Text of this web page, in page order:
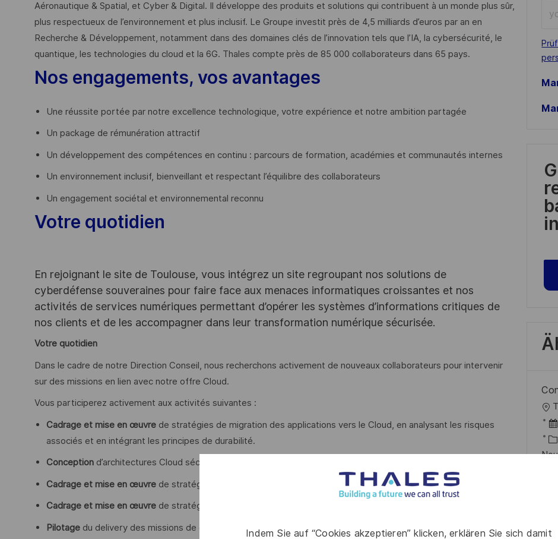
Indem Sie auf “Cookies akzeptieren” klicken, erklären Sie sich damit
Aéronautique & Spatial, et Cyber & Digital. Il développe des produits et solutions qui contribuent à un monde plus sûr,
plus respectueux de l’environnement et plus inclusif. Le Groupe investit près de 4,5 milliards d’euros par an en
Recherche & Développement, notamment dans des domaines clés de l’innovation tels que l’IA, la cybersécurité, le
quantique, les technologies du cloud et la 6G. Thales compte près de 85 000 collaborateurs dans 65 pays. ​
Nos engagements, vos avantages
Une réussite portée par notre excellence technologique, votre expérience et notre ambition partagée
Un package de rémunération attractif
Un développement des compétences en continu : parcours de formation, académies et communautés internes
Un environnement inclusif, bienveillant et respectant l’équilibre des collaborateurs
Un engagement sociétal et environnemental reconnu
Votre quotidien
En rejoignant le site de Toulouse, vous intégrez un site regroupant nos solutions de
cyberdéfense souveraines pour faire face aux menaces informatiques croissantes et nos
activités de services numériques permettant d’opérer les systèmes d’informations critiques de
nos clients et de les accompagner dans leur transformation numérique sécurisée.
Votre quotidien
Dans le cadre de notre Direction Conseil, nous recherchons activement de nouveaux collaborateurs pour intervenir
sur des missions en lien avec notre offre Cloud.
Vous participerez activement aux activités suivantes :
Cadrage et mise en œuvre de stratégies de migration des applications vers le Cloud, en analysant les risques
associés et en intégrant les principes de durabilité.
Conception d’architectures Cloud sécurisées, appuyées par des solutions de gestion des identités et de sécurité.
Cadrage et mise en œuvre de stratégies
Cadrage et mise en œuvre de stratégies
Pilotage du delivery des missions de conseil, gestion de la relation client et suivi qualité.
Email
O
r
t
D
a
t
r
K
a
r